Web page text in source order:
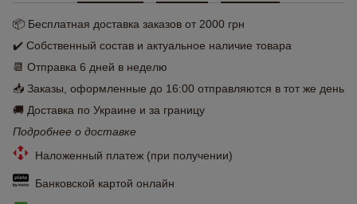
📦 Бесплатная доставка заказов от 2000 грн
✔️ Собственный состав и актуальное наличие товара
📆 Отправка 6 дней в неделю
📥 Заказы, оформленные до 16:00 отправляются в тот же день
🚚 Доставка по Украине и за границу
Подробнее о доставке
Наложенный платеж (при получении)
Банковской картой онлайн